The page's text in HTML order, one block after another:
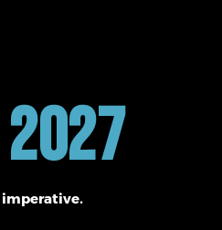
imperative.